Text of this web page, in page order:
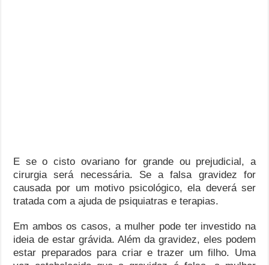
E se o cisto ovariano for grande ou prejudicial, a
cirurgia será necessária. Se a falsa gravidez for
causada por um motivo psicológico, ela deverá ser
tratada com a ajuda de psiquiatras e terapias.
Em ambos os casos, a mulher pode ter investido na
ideia de estar grávida. Além da gravidez, eles podem
estar preparados para criar e trazer um filho. Uma